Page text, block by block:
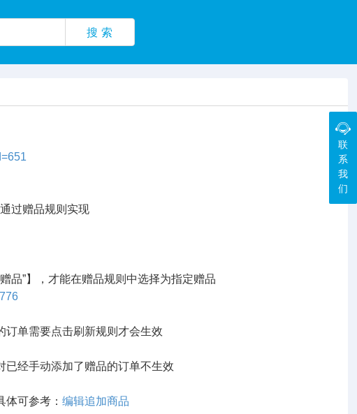
搜 索
过赠品规则实现
品”】，才能在赠品规则中选择为指定赠品
订单需要点击刷新规则才会生效
已经手动添加了赠品的订单不生效
体可参考：编辑追加商品
联
系
我
们